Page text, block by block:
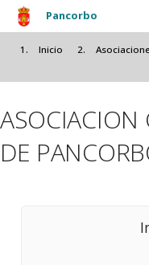
Pasar al
Pancorbo
Inicio
ASOCIACION
DE